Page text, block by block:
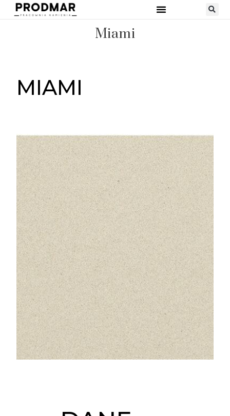
Miami
MIAMI